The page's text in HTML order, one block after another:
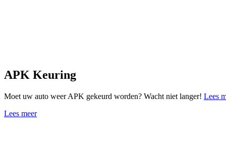
APK Keuring
Moet uw auto weer APK gekeurd worden? Wacht niet langer! Lees
Lees meer